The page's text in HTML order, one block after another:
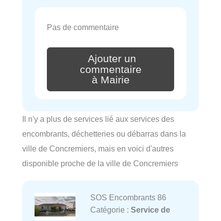
Pas de commentaire
Ajouter un
commentaire
à Mairie
Il n'y a plus de services lié aux services des
encombrants, déchetteries ou débarras dans la
ville de Concremiers, mais en voici d'autres
disponible proche de la ville de Concremiers
SOS Encombrants 86
Catégorie : Service de